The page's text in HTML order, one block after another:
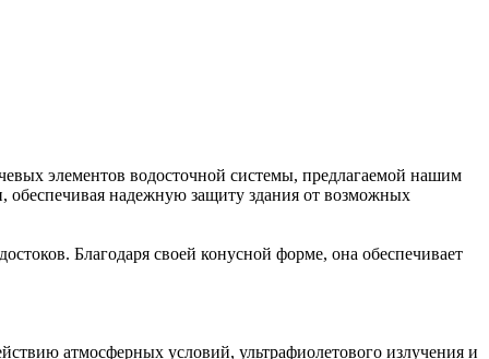
элементов водосточной системы, предлагаемой нашим
обеспечивая надежную защиту здания от возможных
Благодаря своей конусной форме, она обеспечивает
атмосферных условий, ультрафиолетового излучения и